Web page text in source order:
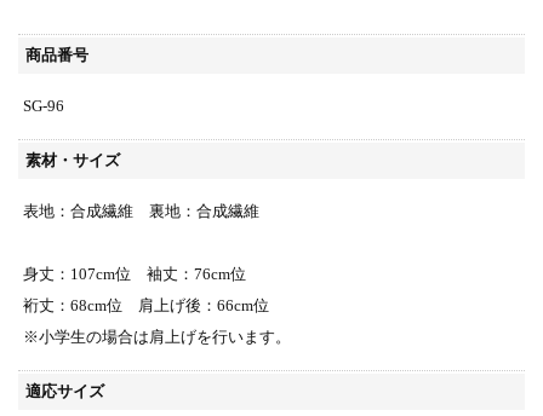
商品番号
SG-96
素材・サイズ
表地：合成繊維 裏地：合成繊維
身丈：107cm位 袖丈：76cm位
裄丈：68cm位 肩上げ後：66cm位
※小学生の場合は肩上げを行います。
適応サイズ